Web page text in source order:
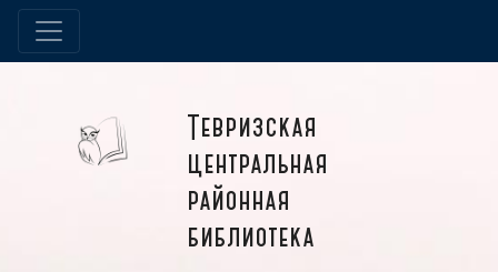
Тевризская
центральная
районная
библиотека